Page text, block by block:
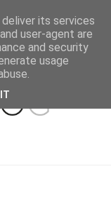
its services
user-agent are
and security
usage